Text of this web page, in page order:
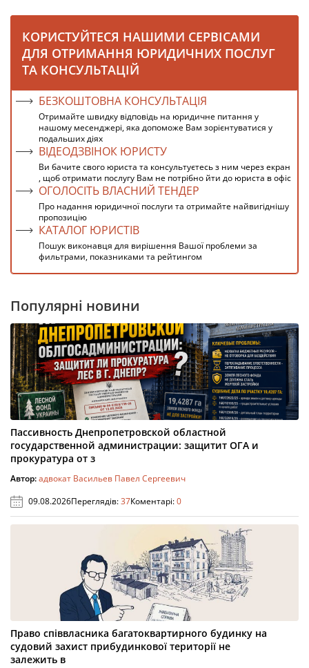
КОРИСТУЙТЕСЯ НАШИМИ СЕРВІСАМИ
ДЛЯ ОТРИМАННЯ ЮРИДИЧНИХ ПОСЛУГ
ТА КОНСУЛЬТАЦІЙ
БЕЗКОШТОВНА КОНСУЛЬТАЦІЯ
Отримайте швидку відповідь на юридичне питання у
нашому месенджері, яка допоможе Вам зорієнтуватися у
подальших діях
ВІДЕОДЗВІНОК ЮРИСТУ
Ви бачите свого юриста та консультуєтесь з ним через екран
, щоб отримати послугу Вам не потрібно йти до юриста в офіс
ОГОЛОСІТЬ ВЛАСНИЙ ТЕНДЕР
Про надання юридичної послуги та отримайте найвигіднішу
пропозицію
КАТАЛОГ ЮРИСТІВ
Пошук виконавця для вирішення Вашої проблеми за
фильтрами, показниками та рейтингом
Популярні новини
Пассивность Днепропетровской областной
государственной администрации: защитит ОГА и
прокуратура от з
Автор:адвокат Васильев Павел Сергеевич
09.08.2026Переглядів:37Коментарі:0
Право співвласника багатоквартирного будинку на
судовий захист прибудинкової території не
залежить в